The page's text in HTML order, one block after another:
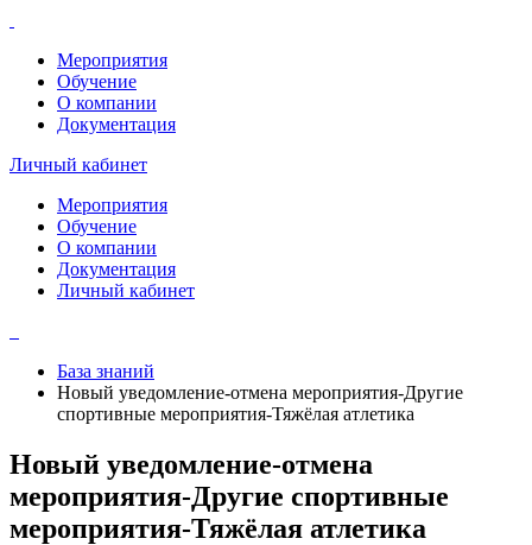
Мероприятия
Обучение
О компании
Документация
Личный кабинет
Мероприятия
Обучение
О компании
Документация
Личный кабинет
База знаний
Новый уведомление-отмена мероприятия-Другие
спортивные мероприятия-Тяжёлая атлетика
Новый уведомление-отмена
мероприятия-Другие спортивные
мероприятия-Тяжёлая атлетика